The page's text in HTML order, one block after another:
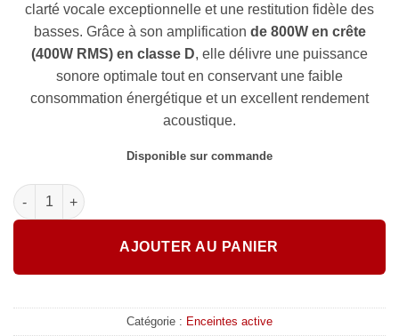
clarté vocale exceptionnelle et une restitution fidèle des
basses. Grâce à son amplification de 800W en crête
(400W RMS) en classe D, elle délivre une puissance
sonore optimale tout en conservant une faible
consommation énergétique et un excellent rendement
acoustique.
Disponible sur commande
quantité de RCF - ART 708-A MK4
AJOUTER AU PANIER
Catégorie : Enceintes active